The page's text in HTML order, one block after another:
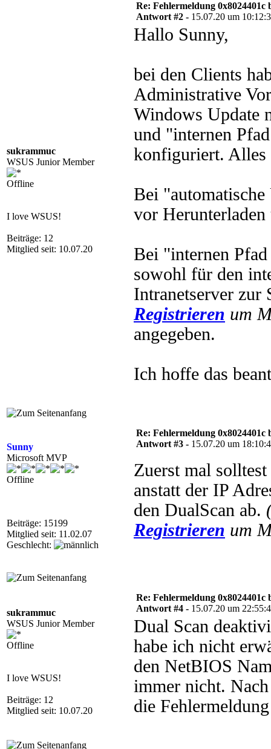
sukrammuc
WSUS Junior Member
Offline
I love WSUS!
Beiträge: 12
Mitglied seit: 10.07.20
Re: Fehlermeldung 0x8024401c
Antwort #2 - 15.07.20 um
Hallo Sunny,
bei den Clients
Administrative
Windows Update
und "internen
konfiguriert. Alles
Bei
vor
Bei "internen
sowohl für den
Intranetserver
Registrieren um
angegeben.
Ich hoffe das
Sunny
Microsoft MVP
Offline
Beiträge: 15199
Mitglied seit: 11.02.07
Geschlecht:
Re: Fehlermeldung 0x8024401c
Antwort #3 - 15.07.20 um
Zuerst mal
anstatt der IP
den DualScan ab.
Registrieren um
sukrammuc
WSUS Junior Member
Offline
I love WSUS!
Beiträge: 12
Mitglied seit: 10.07.20
Re: Fehlermeldung 0x8024401c
Antwort #4 - 15.07.20 um
Dual Scan
habe ich nicht
den NetBIOS
immer nicht.
die